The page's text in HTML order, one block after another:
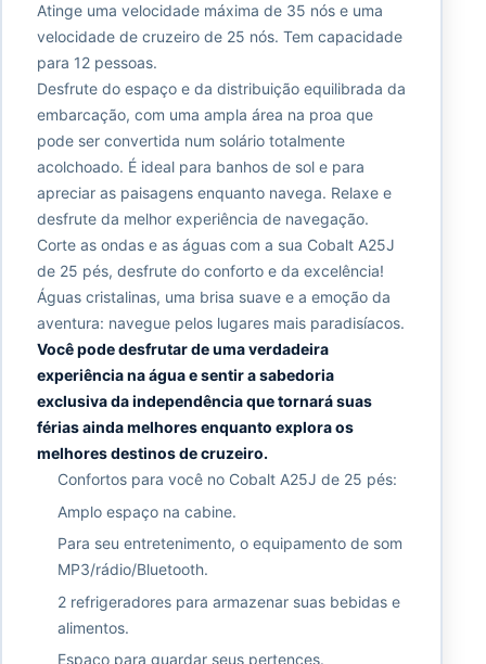
Atinge uma velocidade máxima de 35 nós e uma
velocidade de cruzeiro de 25 nós. Tem capacidade
para 12 pessoas.
Desfrute do espaço e da distribuição equilibrada da
embarcação, com uma ampla área na proa que
pode ser convertida num solário totalmente
acolchoado. É ideal para banhos de sol e para
apreciar as paisagens enquanto navega. Relaxe e
desfrute da melhor experiência de navegação.
Corte as ondas e as águas com a sua Cobalt A25J
de 25 pés, desfrute do conforto e da excelência!
Águas cristalinas, uma brisa suave e a emoção da
aventura: navegue pelos lugares mais paradisíacos.
Você pode desfrutar de uma verdadeira
experiência na água e sentir a sabedoria
exclusiva da independência que tornará suas
férias ainda melhores enquanto explora os
melhores destinos de cruzeiro.
Confortos para você no Cobalt A25J de 25 pés:
Amplo espaço na cabine.
Para seu entretenimento, o equipamento de som
MP3/rádio/Bluetooth.
2 refrigeradores para armazenar suas bebidas e
alimentos.
Espaço para guardar seus pertences.